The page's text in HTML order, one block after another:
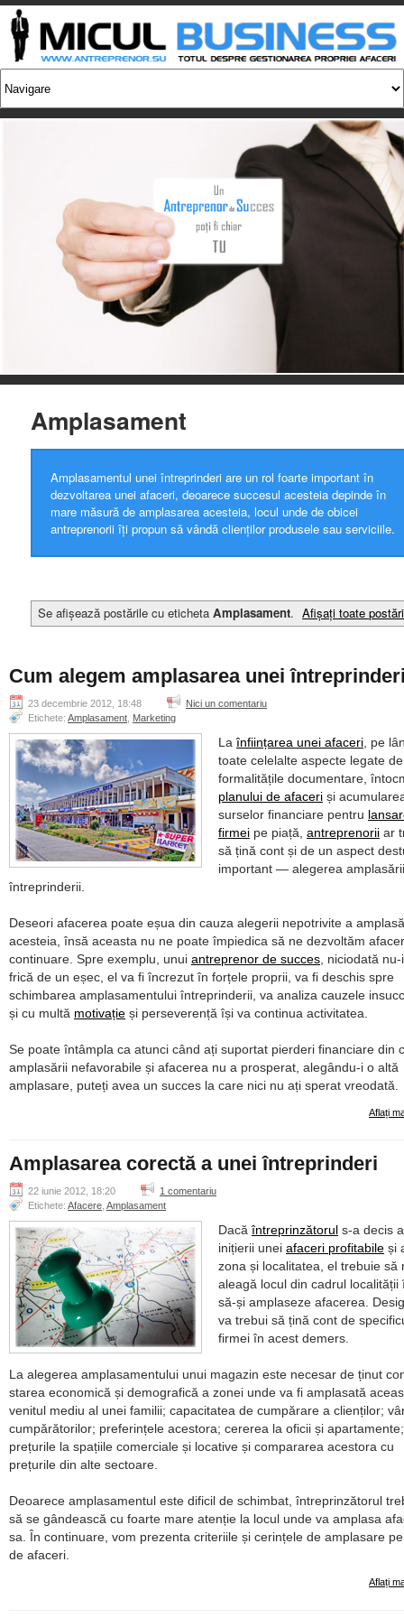
Amplasament
Amplasamentul unei întreprinderi are un rol foarte important în
dezvoltarea unei afaceri, deoarece succesul acesteia depinde în
mare măsură de amplasarea acesteia, locul unde de obicei
antreprenorii îți propun să vândă clienților produsele sau serviciile.
Se afișează postările cu eticheta Amplasament. Afișați toate
Cum alegem amplasarea unei
23 decembrie 2012, 18:48
Nici un comentariu
Etichete: Amplasament Marketing
Laînființarea unei afaceri , pe
toate celelalte aspecte legate de
formalitățile documentare,
planului de afaceri și
surselor financiare pentru
firmei pe piață, antreprenorii ar
să țină cont și de un aspect
important — alegerea amplasării
întreprinderii.
Deseori afacerea poate eșua din cauza alegerii nepotrivite a
acesteia, însă aceasta nu ne poate împiedica să ne dezvoltăm
continuare. Spre exemplu, unui antreprenor de succes , niciodată
frică de un eșec, el va fi încrezut în forțele proprii, va fi deschis spre
schimbarea amplasamentului întreprinderii, va analiza cauzele
și cu multă motivație și perseverență își va continua activitatea.
Se poate întâmpla ca atunci când ați suportat pierderi financiare din
amplasării nefavorabile și afacerea nu a prosperat, alegându-i o altă
amplasare, puteți avea un succes la care nici nu ați sperat vreodată.
Aflați
Amplasarea corectă a unei întreprinderi
22 iunie 2012, 18:20
1 comentariu
Etichete: Afacere Amplasament
Dacăîntreprinzătorul s-a decis
inițierii unei afaceri profitabile și
zona și localitatea, el trebuie să
aleagă locul din cadrul localității
să-și amplaseze afacerea.
va trebui să țină cont de
firmei în acest demers.
La alegerea amplasamentului unui magazin este necesar de ținut
starea economică și demografică a zonei unde va fi amplasată
venitul mediu al unei familii; capacitatea de cumpărare a clienților;
cumpărătorilor; preferințele acestora; cererea la oficii și apartamente;
prețurile la spațiile comerciale și locative și compararea acestora cu
prețurile din alte sectoare.
Deoarece amplasamentul este dificil de schimbat, întreprinzătorul
să se gândească cu foarte mare atenție la locul unde va amplasa
sa. În continuare, vom prezenta criteriile și cerințele de amplasare
de afaceri.
Aflați